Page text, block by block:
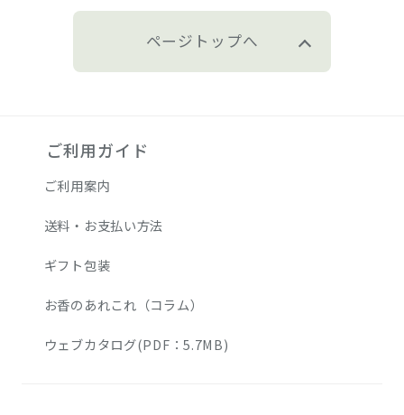
ページトップへ
ご利用ガイド
ご利用案内
送料・お支払い方法
ギフト包装
お香のあれこれ（コラム）
ウェブカタログ(PDF：5.7MB)